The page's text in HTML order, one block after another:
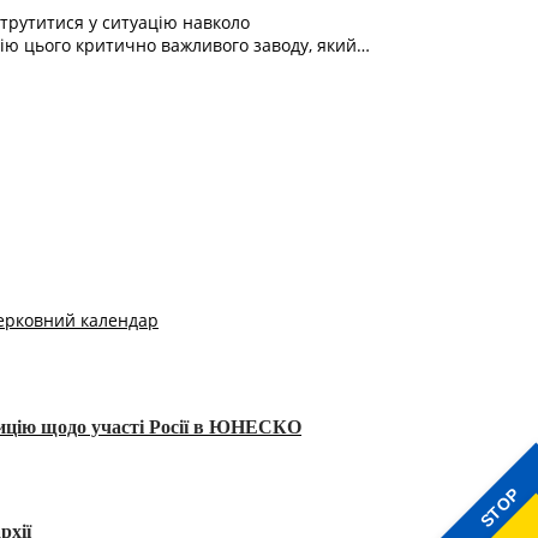
STOP
у ситуацію навколо
цього критично важливого заводу, який…
календар
щодо участі Росії в ЮНЕСКО